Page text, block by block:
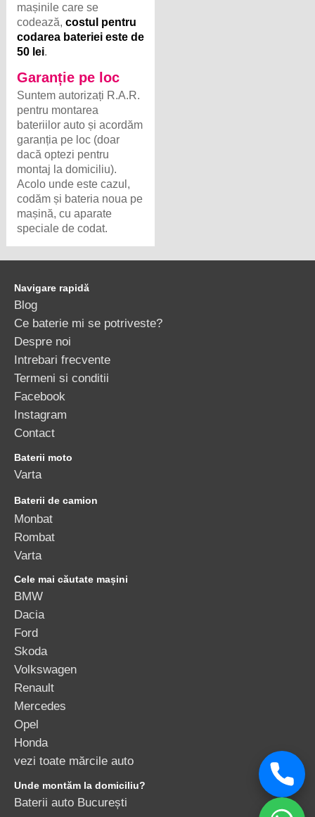
mașinile care se
codează,costul pentru
codarea bateriei este de
50 lei.
Garanție pe loc
Suntem autorizați R.A.R.
pentru montarea
bateriilor auto și acordăm
garanția pe loc (doar
dacă optezi pentru
montaj la domiciliu).
Acolo unde este cazul,
codăm și bateria noua pe
mașină, cu aparate
speciale de codat.
Navigare rapidă
Blog
Ce baterie mi se potriveste?
Despre noi
Intrebari frecvente
Termeni si conditii
Facebook
Instagram
Contact
Baterii moto
Varta
Baterii de camion
Monbat
Rombat
Varta
Cele mai căutate mașini
BMW
Dacia
Ford
Skoda
Volkswagen
Renault
Mercedes
Opel
Honda
vezi toate mărcile auto
Unde montăm la domiciliu?
Baterii auto București